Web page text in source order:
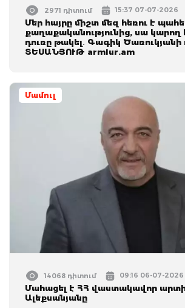
2971 դիտում 15:37 07-07-2026
Մեր հայրը միշտ մեզ հեռու է
քաղաքականությունից, սա կարող
դուռը թակել․ Գագիկ Ծառուկյանի
ՏԵՍԱՆՅՈՒԹ armlur.am
Մամուլ
14068 դիտում 09:16 06-07-2026
Մահացել է ՀՀ վաստակավոր
Ալեքսանյանը